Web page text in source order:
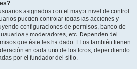
asignados con el mayor nivel de control
pueden controlar todas las acciones y
configuraciones de permisos, baneo de
y moderadores, etc. Dependen del
que éste les ha dado. Ellos también tienen
en cada uno de los foros, dependiendo
por el fundador del sitio.